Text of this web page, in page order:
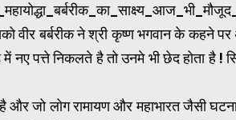
वीर बर्बरीक ने श्री कृष्ण भगवान के कहने
पत्ते निकलते है तो उनमे भी छेद होता है !
और जो लोग रामायण और महाभारत जैसी